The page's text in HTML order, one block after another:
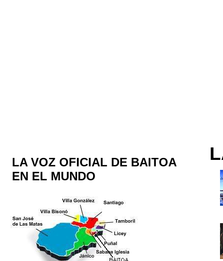
LA VOZ OFICIAL DE BAITOA
EN EL MUNDO